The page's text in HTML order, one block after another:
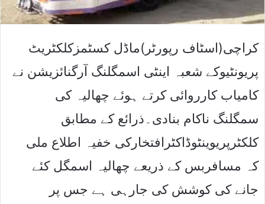
کراچی(اسٹاف رپورٹر)ماڈل کسٹمزکلکٹریٹ
پریونٹیوکے شعبہ اینٹی اسمگلنگ آرگنائزیشن نے
کامیاب کارروائی کرتے ہوئے چھالیہ کی
سمگلنگ ناکام بنادی۔ذرائع کے مطابق
کلکٹرپریوینٹوڈاکٹرافتخارکی خفیہ اطلاع ملی
کہ مسافربس کے ذریعے چھالیہ اسمگل کئے
جانے کی کوشش کی جارہی ہے جس پر